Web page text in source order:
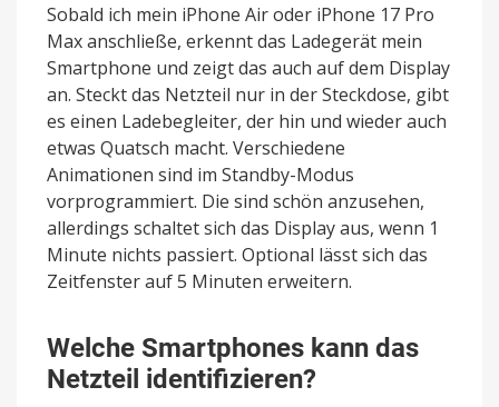
Sobald ich mein iPhone Air oder iPhone 17 Pro
Max anschließe, erkennt das Ladegerät mein
Smartphone und zeigt das auch auf dem Display
an. Steckt das Netzteil nur in der Steckdose, gibt
es einen Ladebegleiter, der hin und wieder auch
etwas Quatsch macht. Verschiedene
Animationen sind im Standby-Modus
vorprogrammiert. Die sind schön anzusehen,
allerdings schaltet sich das Display aus, wenn 1
Minute nichts passiert. Optional lässt sich das
Zeitfenster auf 5 Minuten erweitern.
Welche Smartphones kann das
Netzteil identifizieren?